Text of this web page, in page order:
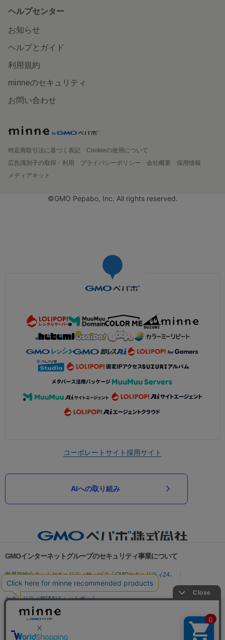
ヘルプセンター
お知らせ
ヘルプとガイド
利用規約
minneのセキュリティ
お問い合わせ
特定商取引法に基づく表記
Cookieの使用について
広告識別子の取得・利用
プライバシーポリシー 会社概要
採用情報
メディアキット
©GMO Pepabo, Inc. All rights reserved.
コーポレートサイト採用サイト
AIへの取り組み
GMOインターネットグループのセキュリティ事業について
世界初総合ネットセキュリティサービス「GMOセキュリティ24」
パスワード漏洩診断
Webサイトリスク診断
セキュリティ相談AIチャットボット
実在証明・盗聴対策
サイバー攻撃対策（GMO Flatt Security）